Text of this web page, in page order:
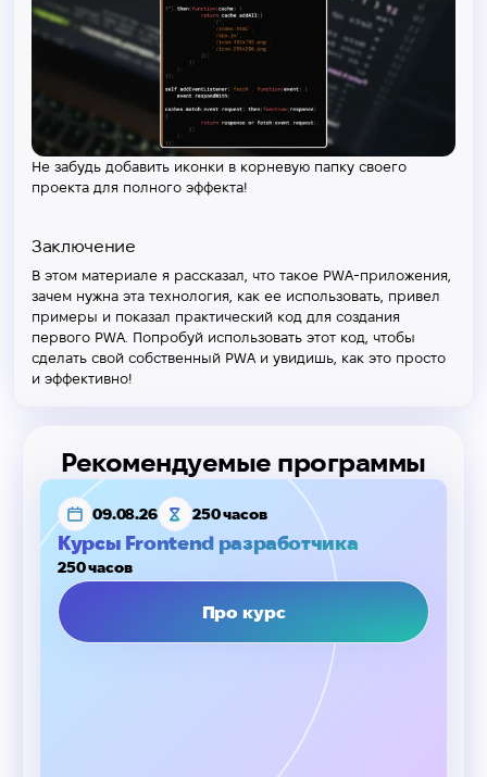
Не забудь добавить иконки в корневую папку своего
проекта для полного эффекта!
Заключение
В этом материале я рассказал, что такое PWA-приложения,
зачем нужна эта технология, как ее использовать, привел
примеры и показал практический код для создания
первого PWA. Попробуй использовать этот код, чтобы
сделать свой собственный PWA и увидишь, как это просто
и эффективно!
Рекомендуемые программы
09.08.26 250 часов
Курсы Frontend разработчика
250 часов
Про курс